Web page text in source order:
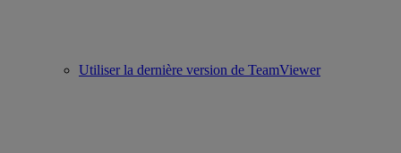
Utiliser la dernière version de TeamViewer